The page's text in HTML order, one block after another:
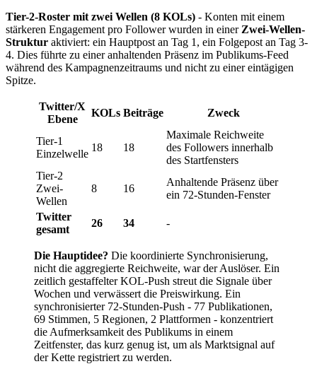
Tier-2-Roster mit zwei Wellen (8 KOLs) - Konten mit einem
stärkeren Engagement pro Follower wurden in einer Zwei-Wellen-
Struktur aktiviert: ein Hauptpost an Tag 1, ein Folgepost an Tag 3-
4. Dies führte zu einer anhaltenden Präsenz im Publikums-Feed
während des Kampagnenzeitraums und nicht zu einer eintägigen
Spitze.
Twitter/X
Ebene
KOLs Beiträge Zweck
Tier-1
Einzelwelle
18 18
Maximale Reichweite
des Followers innerhalb
des Startfensters
Tier-2
Zwei-
Wellen
8 16
Anhaltende Präsenz über
ein 72-Stunden-Fenster
Twitter
gesamt
26 34 -
Die Hauptidee? Die koordinierte Synchronisierung,
nicht die aggregierte Reichweite, war der Auslöser. Ein
zeitlich gestaffelter KOL-Push streut die Signale über
Wochen und verwässert die Preiswirkung. Ein
synchronisierter 72-Stunden-Push - 77 Publikationen,
69 Stimmen, 5 Regionen, 2 Plattformen - konzentriert
die Aufmerksamkeit des Publikums in einem
Zeitfenster, das kurz genug ist, um als Marktsignal auf
der Kette registriert zu werden.